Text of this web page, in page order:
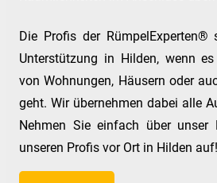
Die Profis der RümpelExperten®
Unterstützung in Hilden, wenn
von Wohnungen, Häusern oder
geht. Wir übernehmen dabei alle
Nehmen Sie einfach über unser
unseren Profis vor Ort in Hilden auf!